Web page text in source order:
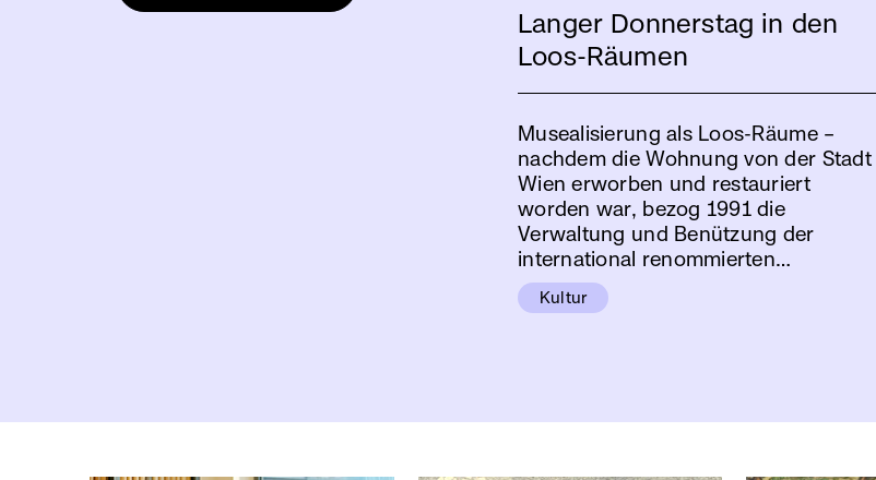
Langer Donnerstag in den
Loos-Räumen
Musealisierung als Loos-Räume –
nachdem die Wohnung von der Stadt
Wien erworben und restauriert
worden war, bezog 1991 die
Verwaltung und Benützung der
international renommierten…
Kultur